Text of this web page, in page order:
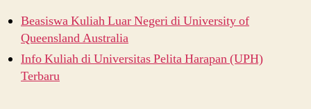
Beasiswa Kuliah Luar Negeri di University of
Queensland Australia
Info Kuliah di Universitas Pelita Harapan (UPH)
Terbaru